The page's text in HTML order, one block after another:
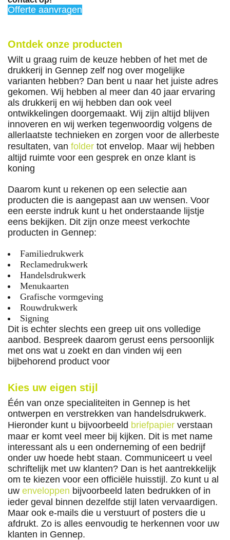
Offerte aanvragen
Ontdek onze producten
Wilt u graag ruim de keuze hebben of het met de
drukkerij in Gennep zelf nog over mogelijke
varianten hebben? Dan bent u naar het juiste adres
gekomen. Wij hebben al meer dan 40 jaar ervaring
als drukkerij en wij hebben dan ook veel
ontwikkelingen doorgemaakt. Wij zijn altijd blijven
innoveren en wij werken tegenwoordig volgens de
allerlaatste technieken en zorgen voor de allerbeste
resultaten, van folder tot envelop. Maar wij hebben
altijd ruimte voor een gesprek en onze klant is
koning
Daarom kunt u rekenen op een selectie aan
producten die is aangepast aan uw wensen. Voor
een eerste indruk kunt u het onderstaande lijstje
eens bekijken. Dit zijn onze meest verkochte
producten in Gennep:
Familiedrukwerk
Reclamedrukwerk
Handelsdrukwerk
Menukaarten
Grafische vormgeving
Rouwdrukwerk
Signing
Dit is echter slechts een greep uit ons volledige
aanbod. Bespreek daarom gerust eens persoonlijk
met ons wat u zoekt en dan vinden wij een
bijbehorend product voor
Kies uw eigen stijl
Één van onze specialiteiten in Gennep is het
ontwerpen en verstrekken van handelsdrukwerk.
Hieronder kunt u bijvoorbeeld briefpapier verstaan
maar er komt veel meer bij kijken. Dit is met name
interessant als u een onderneming of een bedrijf
onder uw hoede hebt staan. Communiceert u veel
schriftelijk met uw klanten? Dan is het aantrekkelijk
om te kiezen voor een officiële huisstijl. Zo kunt u al
uw enveloppen bijvoorbeeld laten bedrukken of in
ieder geval binnen dezelfde stijl laten vervaardigen.
Maar ook e-mails die u verstuurt of posters die u
afdrukt. Zo is alles eenvoudig te herkennen voor uw
klanten in Gennep.